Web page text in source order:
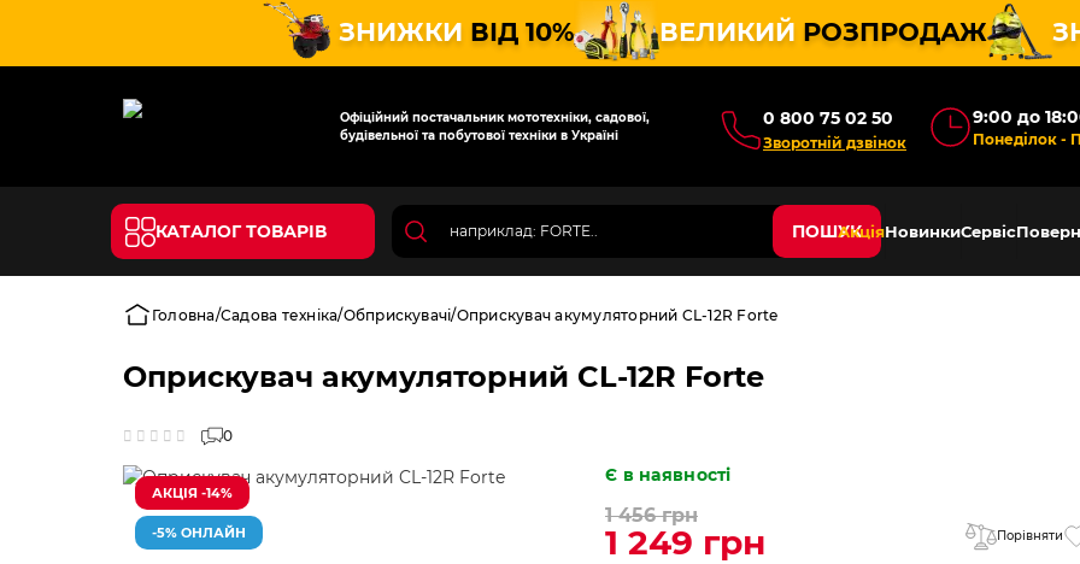
ЗНИЖКИ ВІД 10% ВЕЛИКИЙ РОЗПРОДАЖ
Офіційний постачальник мототехніки, садової,
будівельної та побутової техніки в Україні
0 800 75 02 50
Зворотній дзвінок
9:00 до
Понеділок -
КАТАЛОГ ТОВАРІВ ПОШУКАкціяНовинкиСервіс
Головна Садова техніка Обприскувачі Оприскувач акумуляторний CL-12R Forte
Оприскувач акумуляторний CL-12R Forte
0
АКЦІЯ -14%
-5% ОНЛАЙН
Є в наявності
1 456 грн
1 249 грн Порівняти